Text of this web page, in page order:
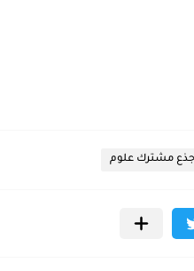
جذع مشترك علوم